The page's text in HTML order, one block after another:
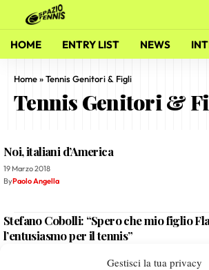
Gestisci la tua privacy
HOME ENTRY LIST NEWS
Home»Tennis Genitori & Figli
Tennis Genitori &
Noi, italiani d’America
19 Marzo 2018
ByPaolo Angella
Stefano Cobolli: “Spero che mio figlio
l’entusiasmo per il tennis”